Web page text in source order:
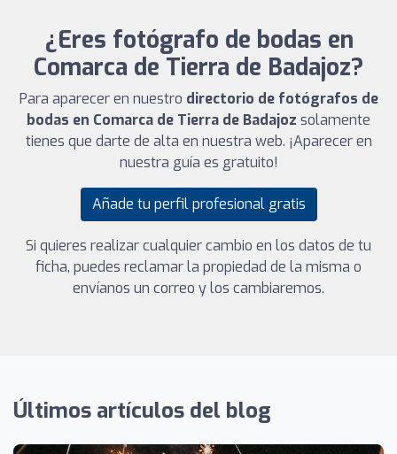
¿Eres fotógrafo de bodas en
Comarca de Tierra de Badajoz?
Para aparecer en nuestro directorio de fotógrafos de
bodas en Comarca de Tierra de Badajoz solamente
tienes que darte de alta en nuestra web. ¡Aparecer en
nuestra guía es gratuito!
Añade tu perfil profesional gratis
Si quieres realizar cualquier cambio en los datos de tu
ficha, puedes reclamar la propiedad de la misma o
envíanos un correo y los cambiaremos.
Últimos artículos del blog